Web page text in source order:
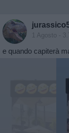
1 Agosto -
e quando capiterà